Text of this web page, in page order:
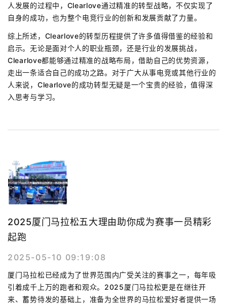
人发展的过程中，Clearlove通过精准的转型战略，不仅实现了
自身的成功，也为整个电竞行业的创新和发展贡献了力量。
综上所述，Clearlove的转型历程提供了许多值得借鉴的经验和
启示。无论是面对个人的职业瓶颈，还是行业的发展挑战，
Clearlove都能够通过精准的战略布局，借助自己的优势资源，
走出一条适合自己的成功之路。对于广大从事电竞或其他行业的
人来说，Clearlove的成功转型无疑是一个宝贵的经验，值得深
入思考与学习。
2025厦门马拉松五大理由助你成为赛事一员精彩
起跑
2025-05-10 09:19:08
厦门马拉松已经成为了世界范围内广受关注的赛事之一，每年吸
引着成千上万的跑者和观众。2025厦门马拉松更是在继往开
来、蓄势待发的基础上，准备为全世界的马拉松爱好者提供一场